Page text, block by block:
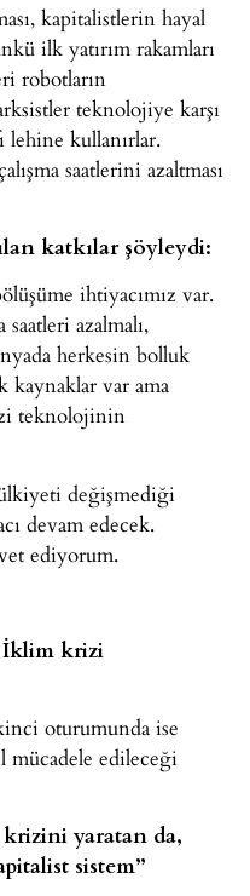
kapitalistlerin hayal
ilk yatırım rakamları
robotların
teknolojiye karşı
lehine kullanırlar.
saatlerini azaltması
katkılar şöyleydi:
ihtiyacımız var.
azalmalı,
herkesin bolluk
kaynaklar var ama
teknolojinin
değişmediği
devam edecek.
ediyorum.
İklim krizi
oturumunda ise
mücadele edileceği
yaratan da,
sistem”